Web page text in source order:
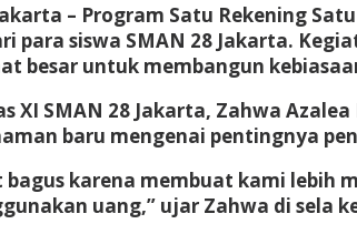
– Program Satu Rekening
para siswa SMAN 28 Jakarta.
besar untuk membangun
XI SMAN 28 Jakarta, Zahwa
baru mengenai pentingnya
bagus karena membuat kami lebih
uang,” ujar Zahwa di sela